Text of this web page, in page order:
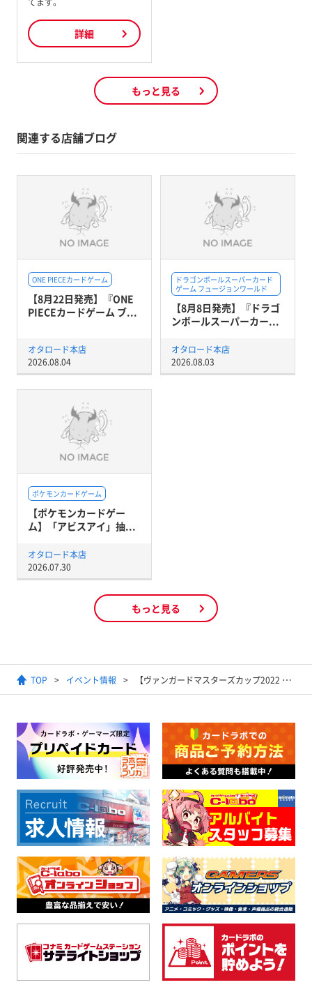
詳細
もっと見る
関連する店舗ブログ
ONE PIECEカードゲーム
【8月22日発売】『ONE
PIECEカードゲーム ブ...
オタロード本店
2026.08.04
ドラゴンボールスーパーカード
ゲーム フュージョンワールド
【8月8日発売】『ドラゴ
ンボールスーパーカー...
オタロード本店
2026.08.03
ポケモンカードゲーム
【ポケモンカードゲー
ム】「アビスアイ」抽...
オタロード本店
2026.07.30
もっと見る
TOP イベント情報 【ヴァンガードマスターズカップ2022 Spring】が今年も開催決定！